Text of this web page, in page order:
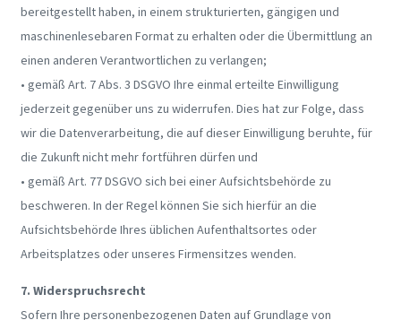
bereitgestellt haben, in einem strukturierten, gängigen und
maschinenlesebaren Format zu erhalten oder die Übermittlung an
einen anderen Verantwortlichen zu verlangen;
• gemäß Art. 7 Abs. 3 DSGVO Ihre einmal erteilte Einwilligung
jederzeit gegenüber uns zu widerrufen. Dies hat zur Folge, dass
wir die Datenverarbeitung, die auf dieser Einwilligung beruhte, für
die Zukunft nicht mehr fortführen dürfen und
• gemäß Art. 77 DSGVO sich bei einer Aufsichtsbehörde zu
beschweren. In der Regel können Sie sich hierfür an die
Aufsichtsbehörde Ihres üblichen Aufenthaltsortes oder
Arbeitsplatzes oder unseres Firmensitzes wenden.
7. Widerspruchsrecht
Sofern Ihre personenbezogenen Daten auf Grundlage von